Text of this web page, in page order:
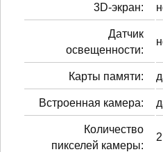
3D-экран:
Датчик
освещенности:
Карты памяти:
Встроенная камера:
Количество
пикселей камеры: